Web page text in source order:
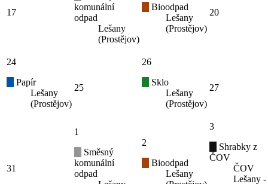
17
komunální
odpad
Lešany
(Prostějov)
Bioodpad
Lešany
(Prostějov)
20
24
Papír
Lešany
(Prostějov)
25
26
Sklo
Lešany
(Prostějov)
27
31
1
Směsný
komunální
odpad
2
Bioodpad
Lešany
3
Shrabky z
ČOV
ČOV
Lešany -